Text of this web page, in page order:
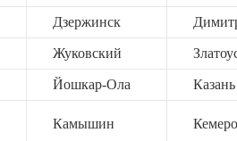
Дзержинск
Жуковский
Йошкар-Ола Казань
Камышин